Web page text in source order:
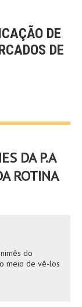
DE
DE
DA P.A
ROTINA
do
meio de vê-los